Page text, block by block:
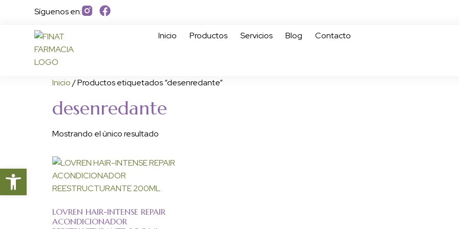
Síguenos en:
Inicio Productos Servicios Blog Contacto
Inicio/ Productos etiquetados “desenredante”
desenredante
Mostrando el único resultado
LOVREN HAIR-INTENSE REPAIR
ACONDICIONADOR
Abrir barra de herramientas